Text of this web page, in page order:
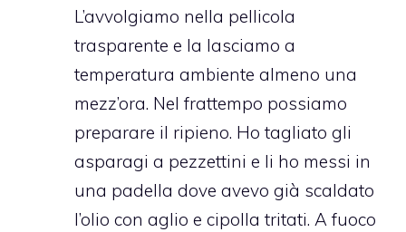
L’avvolgiamo nella pellicola
trasparente e la lasciamo a
temperatura ambiente almeno una
mezz’ora. Nel frattempo possiamo
preparare il ripieno. Ho tagliato gli
asparagi a pezzettini e li ho messi in
una padella dove avevo già scaldato
l’olio con aglio e cipolla tritati. A fuoco